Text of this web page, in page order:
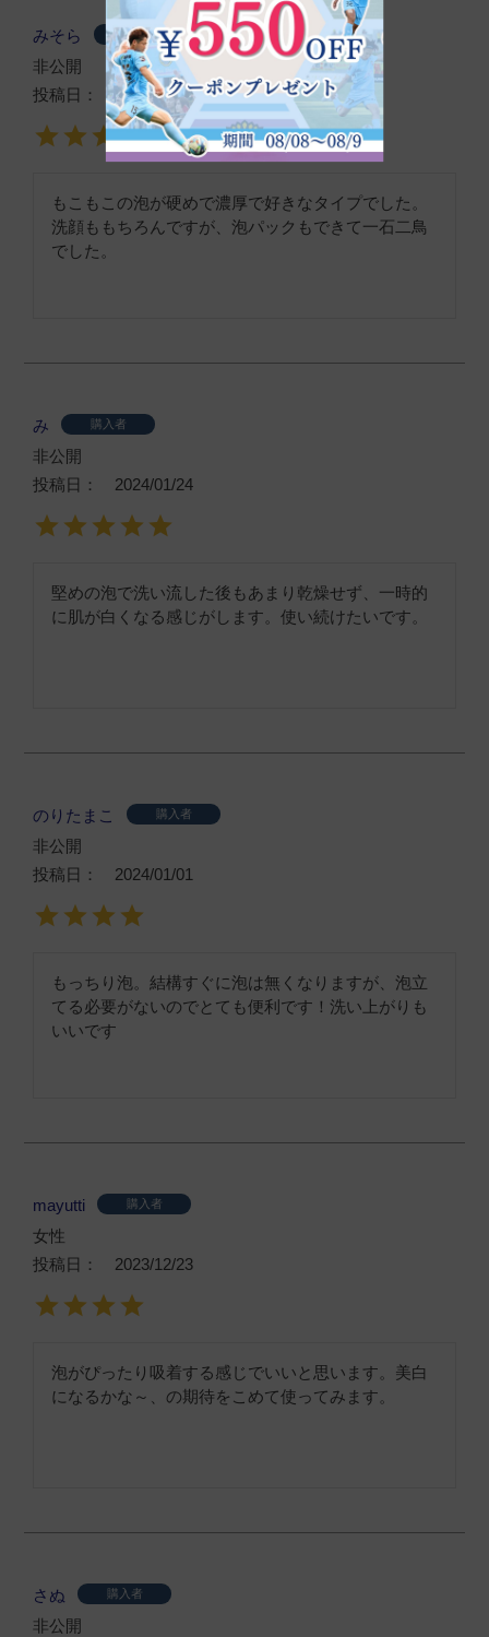
みそら 購入者
非公開
投稿日
2024/02/09
もこもこの泡が硬めで濃厚で好きなタイプでした。
洗顔ももちろんですが、泡パックもできて一石二鳥
でした。
み 購入者
非公開
投稿日
2024/01/24
堅めの泡で洗い流した後もあまり乾燥せず、一時的
に肌が白くなる感じがします。使い続けたいです。
のりたまこ 購入者
非公開
投稿日
2024/01/01
もっちり泡。結構すぐに泡は無くなりますが、泡立
てる必要がないのでとても便利です！洗い上がりも
いいです
mayutti 購入者
女性
投稿日
2023/12/23
泡がぴったり吸着する感じでいいと思います。美白
になるかな～、の期待をこめて使ってみます。
さぬ 購入者
非公開